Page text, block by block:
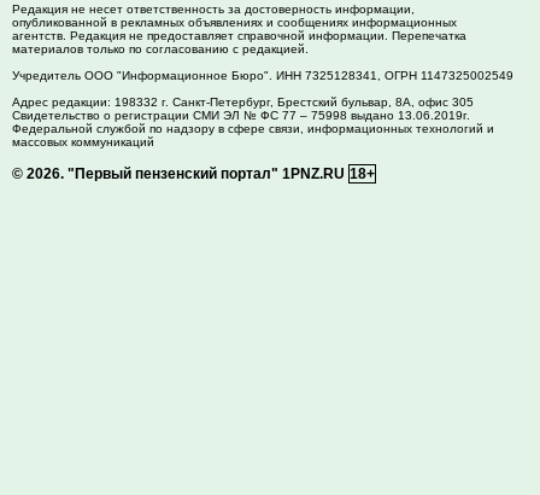
Редакция не несет ответственность за достоверность информации,
опубликованной в рекламных объявлениях и сообщениях информационных
агентств. Редакция не предоставляет справочной информации. Перепечатка
материалов только по согласованию с редакцией.
Учредитель ООО "Информационное Бюро". ИНН 7325128341, ОГРН 1147325002549
Адрес редакции: 198332 г. Санкт-Петербург, Брестский бульвар, 8А, офис 305
Свидетельство о регистрации СМИ ЭЛ № ФС 77 – 75998 выдано 13.06.2019г.
Федеральной службой по надзору в сфере связи, информационных технологий и
массовых коммуникаций
© 2026. "Первый пензенский портал" 1PNZ.RU 18+